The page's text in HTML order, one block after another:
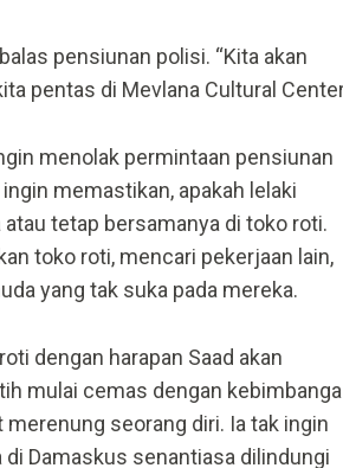
pensiunan polisi. “Kita akan
pentas di Mevlana Cultural
menolak permintaan pensiunan
memastikan, apakah lelaki
tetap bersamanya di toko roti.
toko roti, mencari pekerjaan lain,
yang tak suka pada mereka.
dengan harapan Saad akan
mulai cemas dengan
merenung seorang diri. Ia tak ingin
di Damaskus senantiasa dilindungi